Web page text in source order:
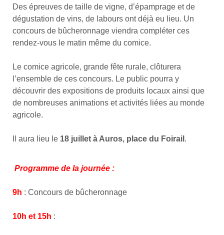
Des épreuves de taille de vigne, d’épamprage et de
dégustation de vins, de labours ont déjà eu lieu. Un
concours de bûcheronnage viendra compléter ces
rendez-vous le matin même du comice.
Le comice agricole, grande fête rurale, clôturera
l’ensemble de ces concours. Le public pourra y
découvrir des expositions de produits locaux ainsi que
de nombreuses animations et activités liées au monde
agricole.
Il aura lieu le 18 juillet à Auros, place du Foirail .
Programme de la journée :
9h : Concours de bûcheronnage
10h et 15h :